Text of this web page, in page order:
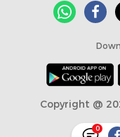
0
Copyright @